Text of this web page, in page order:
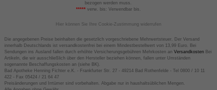
bezogen werden muss.
*****verw. bis: Verwendbar bis.
Hier können Sie Ihre Cookie-Zustimmung widerrufen
Die angegebenen Preise beinhalten die gesetzlich vorgeschriebene Mehrwertsteuer. Der Versand
innerhalb Deutschlands ist versandkostenfrei bei einem Mindestbestellwert von 13,99 Euro. Bei
Sendungen ins Ausland fallen durch erhöhte Versicherungsgebühren Mehrkosten an VersandkostenBei
Artikeln, die wir ausschließlich über den Hersteller beziehen können, fallen unter Umständen
sogenannte Beschaffungskosten an (siehe BK).
Bad Apotheke Henning Fichter e.K. - Frankfurter Str. 27 - 49214 Bad Rothenfelde - Tel 0800 / 10 11
422 - Fax 05424 / 21 64 47
Preisänderungen und Irrtümer sind vorbehalten. Abgabe nur in haushaltsüblichen Mengen.